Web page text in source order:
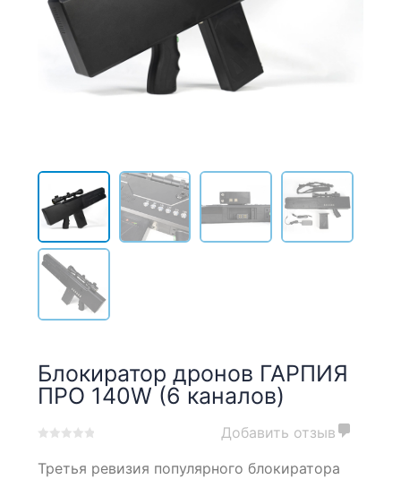
Блокиратор дронов ГАРПИЯ
ПРО 140W (6 каналов)
out
Добавить отзыв
Третья ревизия популярного блокиратора